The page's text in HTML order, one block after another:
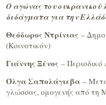
Ο αγώνας του
διδάγματα για την
Θεόδωρος Ντρίνιας –
(Κοινοτικόν)
Γιάννης Ξένος –
Όλγα Σαπολάγιεβα –
γλώσσας, ομογενής από τη